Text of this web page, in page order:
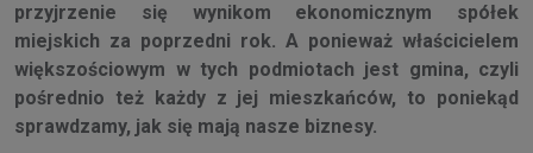
przyjrzenie się wynikom ekonomicznym spółek
miejskich za poprzedni rok. A ponieważ właścicielem
większościowym w tych podmiotach jest gmina, czyli
pośrednio też każdy z jej mieszkańców, to poniekąd
sprawdzamy, jak się mają nasze biznesy.